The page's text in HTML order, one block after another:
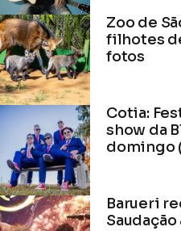
Zoo de
filhotes
fotos
Cotia:
show da
domingo
Barueri